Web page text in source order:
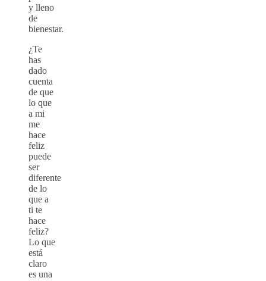
y lleno
de
bienestar.
¿Te
has
dado
cuenta
de que
lo que
a mi
me
hace
feliz
puede
ser
diferente
de lo
que a
ti te
hace
feliz?
Lo que
está
claro
es una